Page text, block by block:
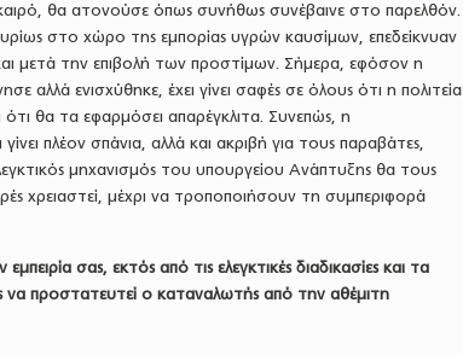
θα ατονούσε όπως συνήθως συνέβαινε στο παρελθόν.
στο χώρο της εμπορίας υγρών καυσίμων, επεδείκνυαν
μετά την επιβολή των προστίμων. Σήμερα, εφόσον η
αλλά ενισχύθηκε, έχει γίνει σαφές σε όλους ότι η πολιτεία
θα τα εφαρμόσει απαρέγκλιτα. Συνεπώς, η
πλέον σπάνια, αλλά και ακριβή για τους παραβάτες,
μηχανισμός του υπουργείου Ανάπτυξης θα τους
χρειαστεί, μέχρι να τροποποιήσουν τη συμπεριφορά
σας, εκτός από τις ελεγκτικές διαδικασίες και τα
να προστατευτεί ο καταναλωτής από την αθέμιτη